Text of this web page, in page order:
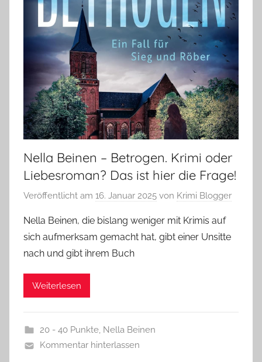
Nella Beinen – Betrogen. Krimi oder
Liebesroman? Das ist hier die Frage!
Veröffentlicht am 16. Januar 2025 von Krimi Blogger
Nella Beinen, die bislang weniger mit Krimis auf
sich aufmerksam gemacht hat, gibt einer Unsitte
nach und gibt ihrem Buch
Weiterlesen
20 - 40 Punkte, Nella Beinen
Kommentar hinterlassen